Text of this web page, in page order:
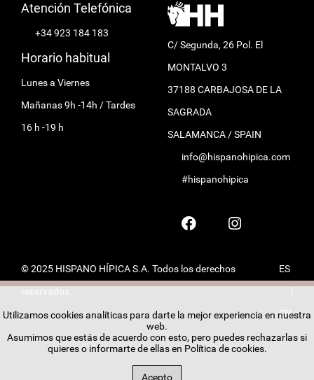
Atención Telefónica
+34 923 184 183
Horario habitual
Lunes a Viernes
Mañanas 9h -14h / Tardes
16 h -19 h
C/ Segunda, 26 Pol. El
MONTALVO 3
37188 CARBAJOSA DE LA
SAGRADA
SALAMANCA / SPAIN
info@hispanohipica.com
#hispanohipica
© 2025 HISPANO HÍPICA S.A. Todos los derechos
reservados.
ES
EN
Utilizamos cookies analíticas para darte la mejor experiencia en nuestra
web.
Asumimos que estás de acuerdo con esto, pero puedes rechazarlas si
quieres o informarte de ellas en Política de cookies.
Acepto